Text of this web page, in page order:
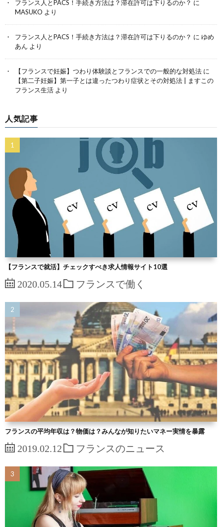
フランス人とPACS！手続き方法は？滞在許可は下りるのか？ に
MASUKO より
フランス人とPACS！手続き方法は？滞在許可は下りるのか？ に ゆめ
あん より
【フランスで妊娠】つわり体験談とフランスでの一般的な対処法 に
【第二子妊娠】第一子とは違ったつわり症状とその対処法 | ますこの
フランス生活 より
人気記事
【フランスで就活】チェックすべき求人情報サイト10選
2020.05.14 フランスで働く
フランスの平均年収は？物価は？みんなが知りたいマネー実情を暴露
2019.02.12 フランスのニュース